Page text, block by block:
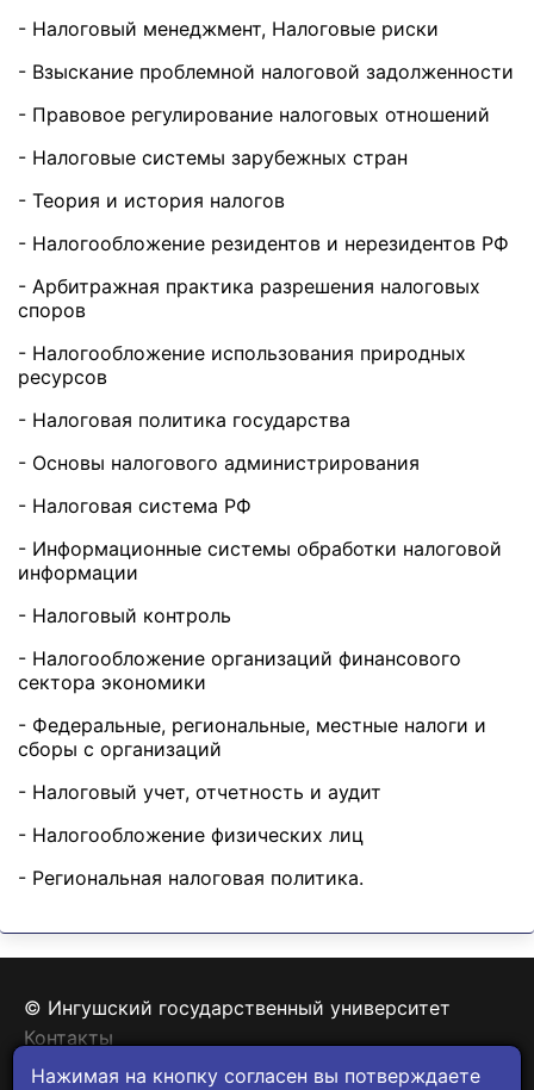
- Налоговый менеджмент, Налоговые риски
- Взыскание проблемной налоговой задолженности
- Правовое регулирование налоговых отношений
- Налоговые системы зарубежных стран
- Теория и история налогов
- Налогообложение резидентов и нерезидентов РФ
- Арбитражная практика разрешения налоговых
споров
- Налогообложение использования природных
ресурсов
- Налоговая политика государства
- Основы налогового администрирования
- Налоговая система РФ
- Информационные системы обработки налоговой
информации
- Налоговый контроль
- Налогообложение организаций финансового
сектора экономики
- Федеральные, региональные, местные налоги и
сборы с организаций
- Налоговый учет, отчетность и аудит
- Налогообложение физических лиц
- Региональная налоговая политика.
© Ингушский государственный университет
Контакты
Политика конфиденциальности
Нажимая на кнопку согласен вы потверждаете